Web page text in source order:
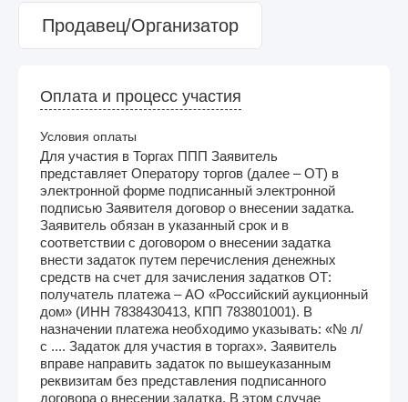
Продавец/Организатор
Оплата и процесс участия
Условия оплаты
Для участия в Торгах ППП Заявитель
представляет Оператору торгов (далее – ОТ) в
электронной форме подписанный электронной
подписью Заявителя договор о внесении задатка.
Заявитель обязан в указанный срок и в
соответствии с договором о внесении задатка
внести задаток путем перечисления денежных
средств на счет для зачисления задатков ОТ:
получатель платежа – АО «Российский аукционный
дом» (ИНН 7838430413, КПП 783801001). В
назначении платежа необходимо указывать: «№ л/
с .... Задаток для участия в торгах». Заявитель
вправе направить задаток по вышеуказанным
реквизитам без представления подписанного
договора о внесении задатка. В этом случае